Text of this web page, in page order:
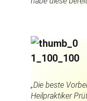
„Die beste
Heilpraktiker